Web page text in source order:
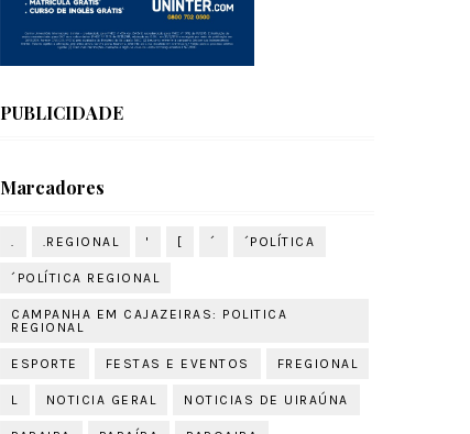
PUBLICIDADE
Marcadores
. .REGIONAL ' [ ´ ´POLÍTICA
´POLÍTICA REGIONAL
CAMPANHA EM CAJAZEIRAS: POLITICA
REGIONAL
ESPORTE FESTAS E EVENTOS FREGIONAL
L NOTICIA GERAL NOTICIAS DE UIRAÚNA